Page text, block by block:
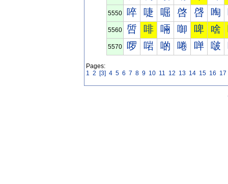
5550 啐 啑 啒 啓 啔 啕
5560 啠 啡 啢 啣 啤 啥
5570 啰 啱 啲 啳 啴 啵
Pages:
1 2 [3] 4 5 6 7 8 9 10 11 12 13 14 15 16 17